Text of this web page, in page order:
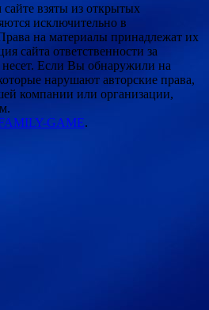
взяты из открытых
исключительно в
на материалы принадлежат их
сайта ответственности за
несет. Если Вы обнаружили на
нарушают авторские права,
компании или организации,
GAME.